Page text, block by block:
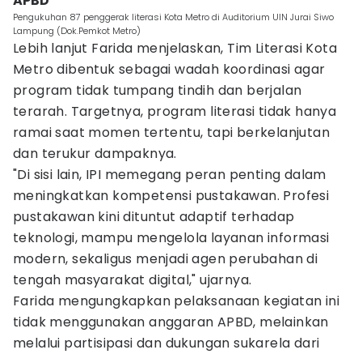
Pengukuhan 87 penggerak literasi Kota Metro di Auditorium UIN Jurai Siwo
Lampung (Dok.Pemkot Metro)
Lebih lanjut Farida menjelaskan, Tim Literasi Kota
Metro dibentuk sebagai wadah koordinasi agar
program tidak tumpang tindih dan berjalan
terarah. Targetnya, program literasi tidak hanya
ramai saat momen tertentu, tapi berkelanjutan
dan terukur dampaknya.
"Di sisi lain, IPI memegang peran penting dalam
meningkatkan kompetensi pustakawan. Profesi
pustakawan kini dituntut adaptif terhadap
teknologi, mampu mengelola layanan informasi
modern, sekaligus menjadi agen perubahan di
tengah masyarakat digital," ujarnya.
Farida mengungkapkan pelaksanaan kegiatan ini
tidak menggunakan anggaran APBD, melainkan
melalui partisipasi dan dukungan sukarela dari